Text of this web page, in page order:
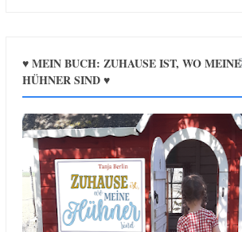
♥ MEIN BUCH: ZUHAUSE IST, WO MEINE
HÜHNER SIND ♥